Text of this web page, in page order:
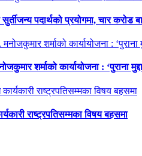
पदार्थको प्रयोगमा, चार करोड
शर्माको कार्यायोजना : ‘पुराना
राष्ट्रपतिसम्मका विषय बहसमा